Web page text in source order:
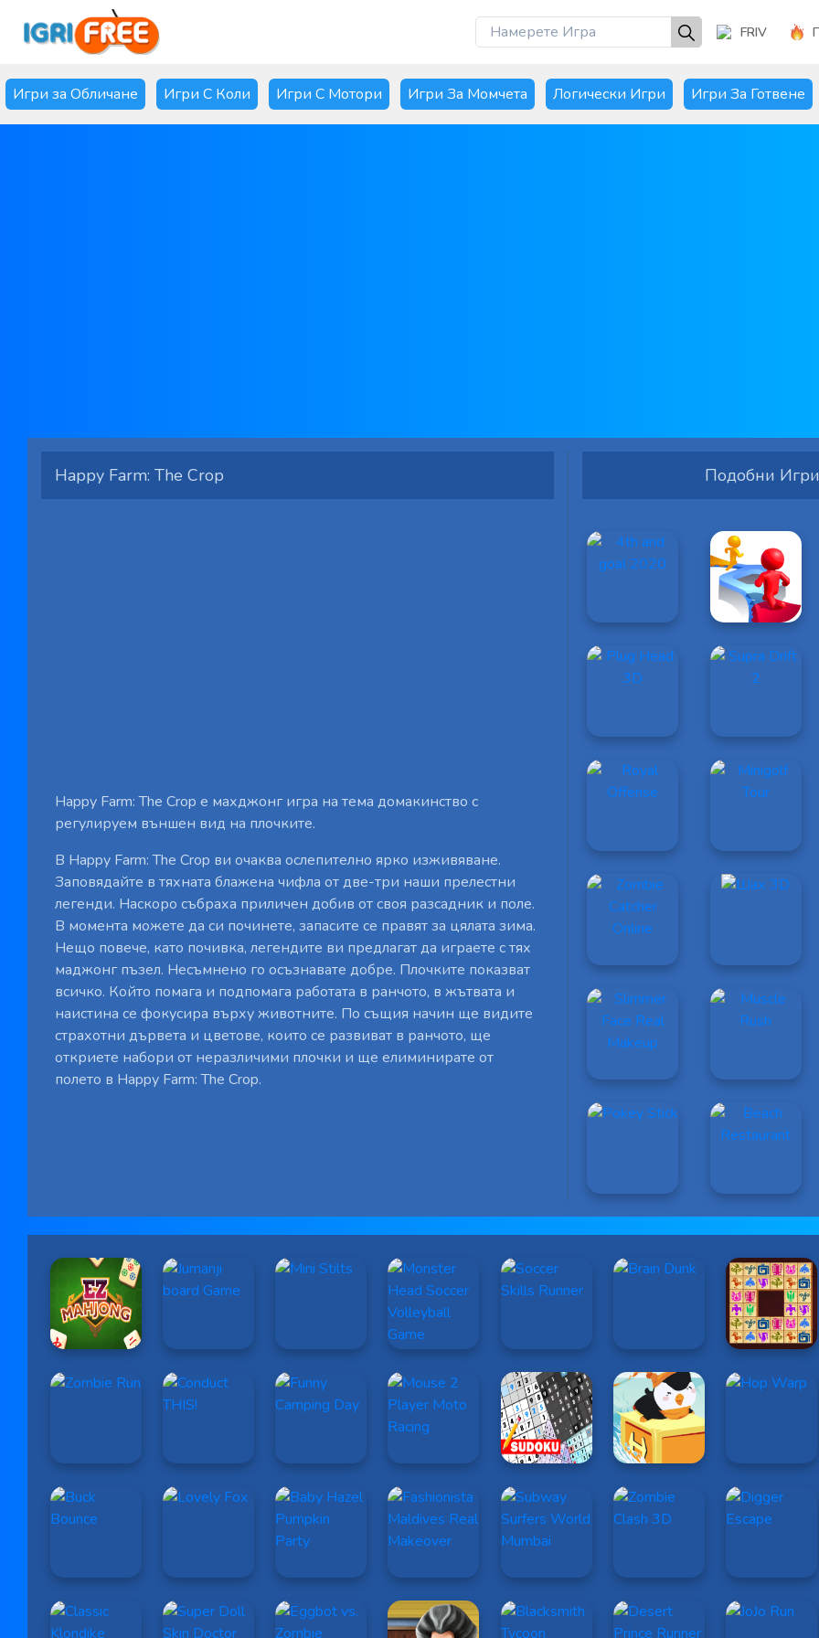
FRIV
Игри за Обличане Игри С Коли Игри С Мотори Игри За Момчета Логически Игри Игри За Готвене
Happy Farm: The Crop
Happy Farm: The Crop е махджонг игра на тема домакинство с
регулируем външен вид на плочките.
В Happy Farm: The Crop ви очаква ослепително ярко изживяване.
Заповядайте в тяхната блажена чифла от две-три наши прелестни
легенди. Наскоро събраха приличен добив от своя разсадник и поле.
В момента можете да си починете, запасите се правят за цялата зима.
Нещо повече, като почивка, легендите ви предлагат да играете с тях
маджонг пъзел. Несъмнено го осъзнавате добре. Плочките показват
всичко. Който помага и подпомага работата в ранчото, в жътвата и
наистина се фокусира върху животните. По същия начин ще видите
страхотни дървета и цветове, които се развиват в ранчото, ще
откриете набори от неразличими плочки и ще елиминирате от
полето в Happy Farm: The Crop.
Подобни Игри